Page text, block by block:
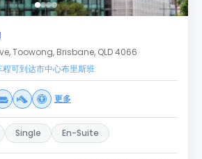
Toowong, Brisbane, QLD 4066
可到达市中心布里斯班
更多
Single En-Suite